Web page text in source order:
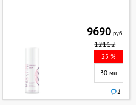
9690руб.
12112
25 %
30 мл
1